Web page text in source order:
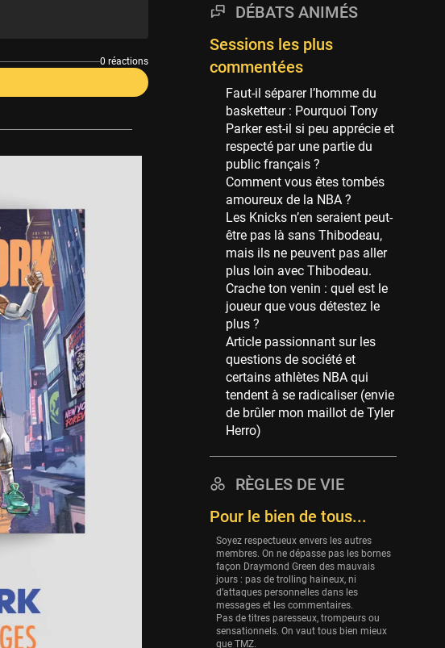
0 réactions
63 sessions
Los Angeles Clippers
61 sessions
53 sessions
New Orleans Pelicans
53 sessions
Jeux Olympiques
52 sessions
Atlanta Hawks
45 sessions
Chicago Bulls
41 sessions
Memphis Grizzlies
39 sessions
Cleveland Cavaliers
Orlando Magic
36 sessions
Euroleague
34 sessions
Charlotte Hornets
Houston Rockets
31 sessions
Washington Wizards
29 sessions
Portland Trail Blazers
27 sessions
DÉBATS ANIMÉS
Sessions les plus
commentées
Faut-il séparer l’homme du
basketteur : Pourquoi Tony
Parker est-il si peu apprécie et
respecté par une partie du
public français ?
Comment vous êtes tombés
amoureux de la NBA ?
Les Knicks n’en seraient peut-
être pas là sans Thibodeau,
mais ils ne peuvent pas aller
plus loin avec Thibodeau.
Crache ton venin : quel est le
joueur que vous détestez le
plus ?
Article passionnant sur les
questions de société et
certains athlètes NBA qui
tendent à se radicaliser (envie
de brûler mon maillot de Tyler
Herro)
RÈGLES DE VIE
Pour le bien de tous...
Soyez respectueux envers les autres
membres. On ne dépasse pas les bornes
façon Draymond Green des mauvais
jours : pas de trolling haineux, ni
d’attaques personnelles dans les
messages et les commentaires.
Pas de titres paresseux, trompeurs ou
sensationnels. On vaut tous bien mieux
que TMZ.